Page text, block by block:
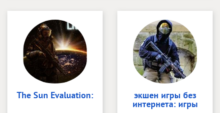
The Sun Evaluation: экшен игры без
интернета: игры